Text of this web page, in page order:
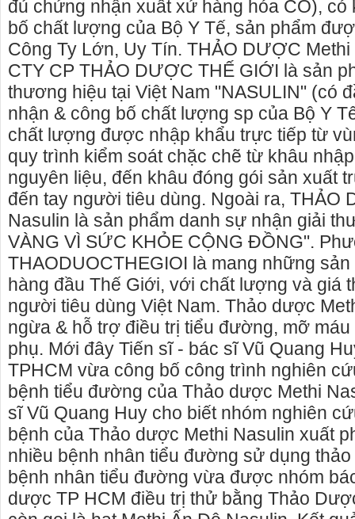
đủ chứng nhận xuất xứ hàng hóa CO), có
bố chất lượng của Bộ Y Tế, sản phẩm
Công Ty Lớn, Uy Tín. THẢO DƯỢC
CTY CP THẢO DƯỢC THẾ GIỚI là sản
thương hiệu tại Việt Nam "NASULIN" (có
nhận & công bố chất lượng sp của Bộ Y
chất lượng được nhập khẩu trực tiếp từ
quy trình kiểm soát chặc chẽ từ khâu
nguyên liệu, đến khâu đóng gói sản xuất
đến tay người tiêu dùng. Ngoài ra, THẢO
Nasulin là sản phẩm danh sự nhận giải
VÀNG VÌ SỨC KHỎE CỘNG ĐỒNG".
THAODUOCTHEGIOI là mang những
hàng đầu Thế Giới, với chất lượng và giá
người tiêu dùng Việt Nam. Thảo dược
ngừa & hỗ trợ điều trị tiểu đường, mỡ
phụ. Mới đây Tiến sĩ - bác sĩ Vũ Quang
TPHCM vừa công bố công trình nghiên
bệnh tiểu đường của Thảo dược Methi
sĩ Vũ Quang Huy cho biết nhóm nghiên
bệnh của Thảo dược Methi Nasulin xuất
nhiều bệnh nhân tiểu đường sử dụng
bệnh nhân tiểu đường vừa được nhóm
dược TP HCM điều trị thử bằng Thảo
cho thue xe may phu yen - cho thuê xe máy
phú yên
0387560028 cho thuê xe máy phú yên - Cho
thuê xe máy ở tại Tuy Hòa Phú Yên
Giấy vệ
phân phối
Nẵng
Chúng tôi
sinh công
liên hê
cho
căn